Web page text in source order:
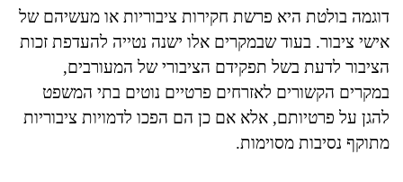
דוגמה בולטת היא פרשת חקירות ציבוריות או מעשיהם של
אישי ציבור. בעוד שבמקרים אלו ישנה נטייה להעדפת זכות
הציבור לדעת בשל תפקידם הציבורי של המעורבים,
במקרים הקשורים לאזרחים פרטיים נוטים בתי המשפט
להגן על פרטיותם, אלא אם כן הם הפכו לדמויות ציבוריות
מתוקף נסיבות מסוימות.